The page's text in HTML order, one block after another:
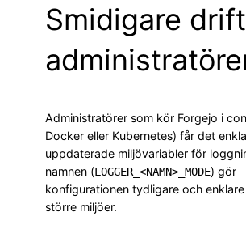
Smidigare
Administratörer som kör Forgejo i
Docker eller Kubernetes) får det
uppdaterade miljövariabler för
namnen (LOGGER_<NAMN>_MODE) gör
konfigurationen tydligare och
större miljöer.